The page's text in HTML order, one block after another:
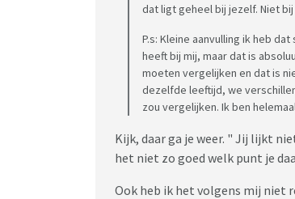
dat ligt geheel bij jezelf. Niet
P.s: Kleine aanvulling ik heb
heeft bij mij, maar dat is
moeten vergelijken en dat is
dezelfde leeftijd, we
zou vergelijken. Ik ben
Kijk, daar ga je weer. " Jij lijkt
het niet zo goed welk punt je
Ook heb ik het volgens mij niet